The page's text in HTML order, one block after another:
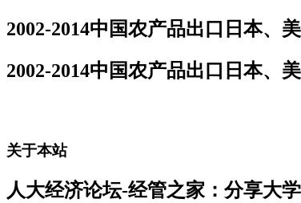
2002-2014中国农产品出口日本、
2002-2014中国农产品出口日本、
关于本站
人大经济论坛-经管之家：分享大